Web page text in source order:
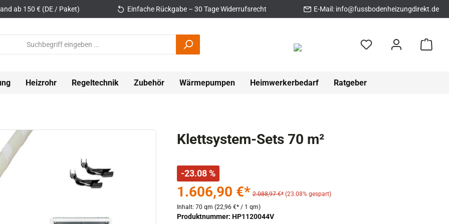
ab 150 € (DE / Paket) Einfache Rückgabe – 30 Tage Widerrufsrecht E-Mail: info@fussbodenheizungdirekt.de
Heizrohr Regeltechnik Zubehör Wärmepumpen Heimwerkerbedarf Ratgeber
Klettsystem-Sets 70 m²
-23.08 %
1.606,90 €* 2.088,97 €* (23.08% gespart)
Inhalt: 70 qm (22,96 €* / 1 qm)
Produktnummer: HP1120044V